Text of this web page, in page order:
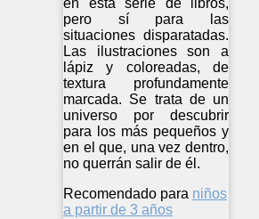
en esta serie de libros,
pero sí para las
situaciones disparatadas.
Las ilustraciones son a
lápiz y coloreadas, de
textura profundamente
marcada. Se trata de un
universo por descubrir
para los más pequeños y
en el que, una vez dentro,
no querrán salir de él.
Recomendado para niños
a partir de 3 años